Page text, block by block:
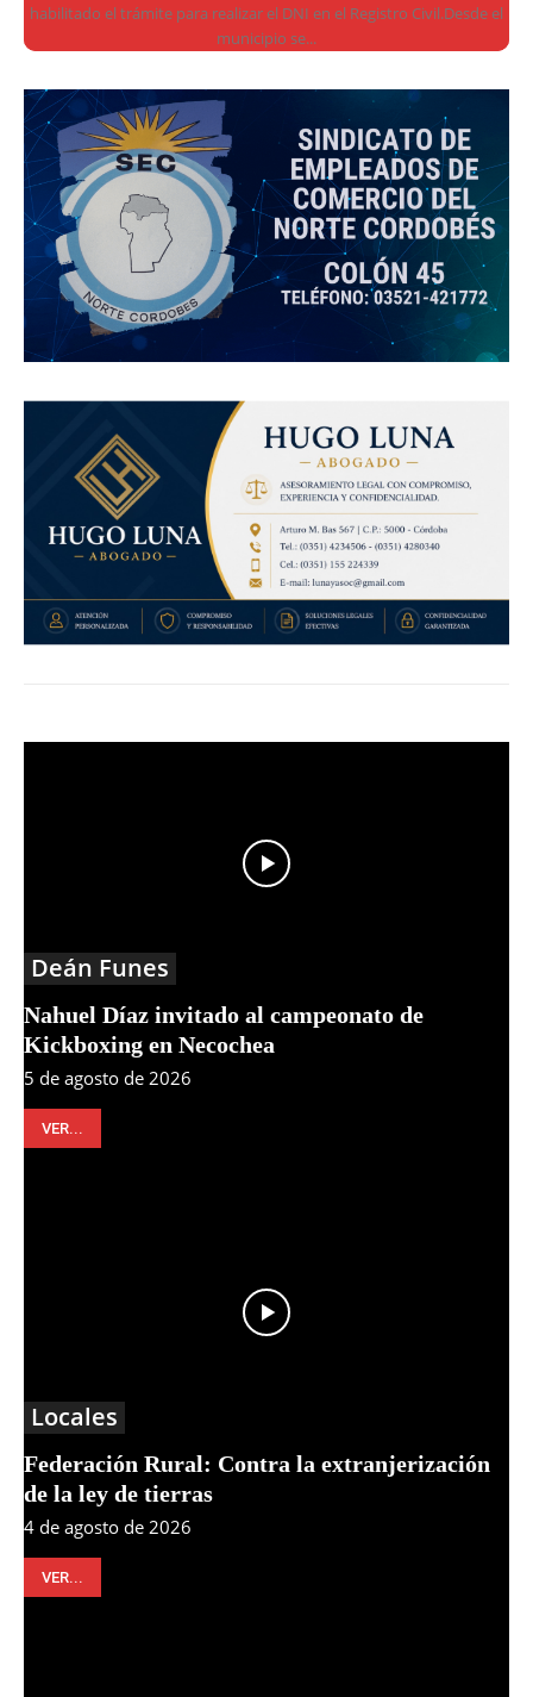
habilitado el trámite para realizar el DNI en el Registro Civil.Desde el
municipio se...
Deán Funes
Nahuel Díaz invitado al campeonato de
Kickboxing en Necochea
5 de agosto de 2026
VER...
Locales
Federación Rural: Contra la extranjerización
de la ley de tierras
4 de agosto de 2026
VER...